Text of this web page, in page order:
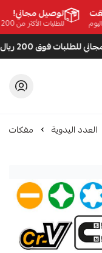
توصيل مجاني!
للطلبات الأكثر من 200 ريال!
العدد اليدوية مفكات